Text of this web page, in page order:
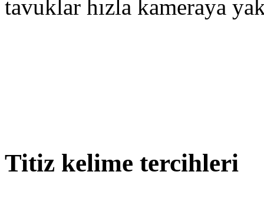
tavuklar hızla kameraya
Titiz kelime tercihleri